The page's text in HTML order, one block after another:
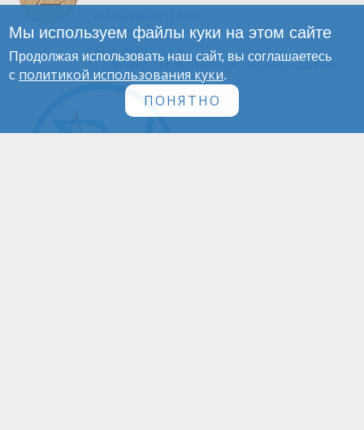
Инфографика
Политика обработки персональных данных
Мы используем файлы куки на этом сайте
Продолжая использовать наш сайт, вы соглашаетесь
с политикой использования куки.
ПОНЯТНО